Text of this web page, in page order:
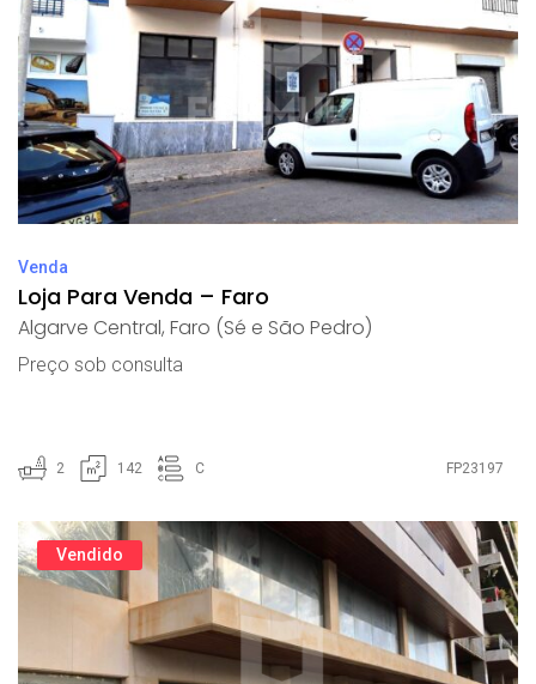
Venda
Loja Para Venda – Faro
Algarve Central, Faro (Sé e São Pedro)
Preço sob consulta
2 142 C FP23197
Vendido